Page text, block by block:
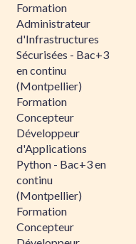
Formation
Administrateur
d'Infrastructures
Sécurisées - Bac+3
en continu
(Montpellier)
Formation
Concepteur
Développeur
d'Applications
Python - Bac+3 en
continu
(Montpellier)
Formation
Concepteur